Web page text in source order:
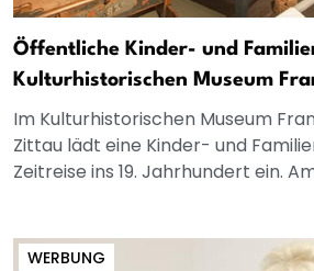
Öffentliche Kinder- und
Kulturhistorischen Museum
Im Kulturhistorischen Museum
Zittau lädt eine Kinder- und
Zeitreise ins 19. Jahrhundert ein. Am
WERBUNG